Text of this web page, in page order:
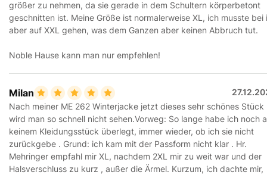
größer zu nehmen, da sie gerade in dem Schultern körperbetont
geschnitten ist. Meine Größe ist normalerweise XL, ich musste bei
aber auf XXL gehen, was dem Ganzen aber keinen Abbruch tut.
Noble Hause kann man nur empfehlen!
Milan
Nach meiner ME 262 Winterjacke jetzt dieses sehr schönes Stück
wird man so schnell nicht sehen.Vorweg: So lange habe ich noch
keinem Kleidungsstück überlegt, immer wieder, ob ich sie nicht
zurückgebe . Grund: ich kam mit der Passform nicht klar . Hr.
Mehringer empfahl mir XL, nachdem 2XL mir zu weit war und der
Halsverschluss zu kurz , außer die Ärmel. Kurzum, ich dachte mir,